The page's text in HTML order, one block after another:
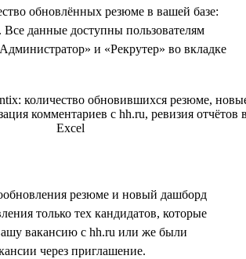
обновлённых резюме в вашей базе:
Все данные доступны пользователям
и «Рекрутер» во вкладке
резюме и новый дашборд
только тех кандидатов, которые
вакансию с hh.ru или же были
через приглашение.